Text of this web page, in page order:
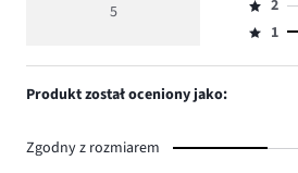
5
4.
ilość
głosów
3,
ilość
Ocena
2,
2
Ocena
1,
1
Produkt został oceniony jako:
Zgodny z rozmiarem